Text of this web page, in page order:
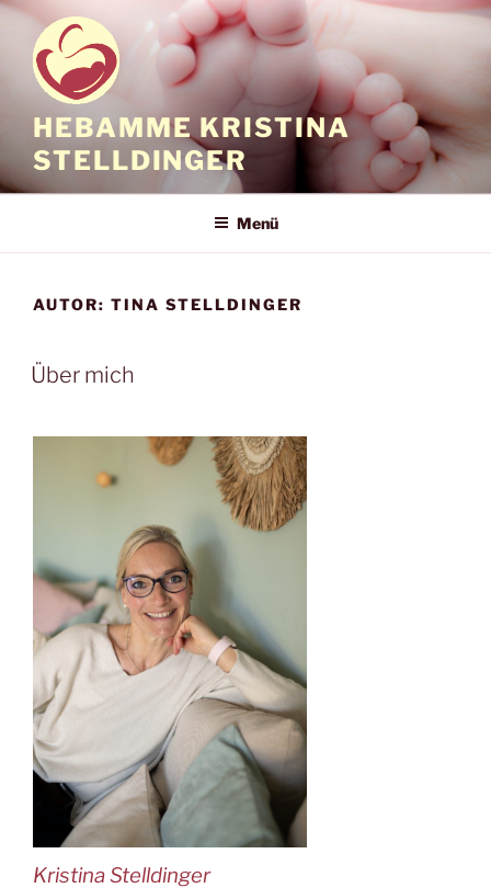
Zum
Inhalt
springen
HEBAMME KRISTINA
STELLDINGER
Menü
AUTOR: TINA STELLDINGER
Über mich
Kristina Stelldinger